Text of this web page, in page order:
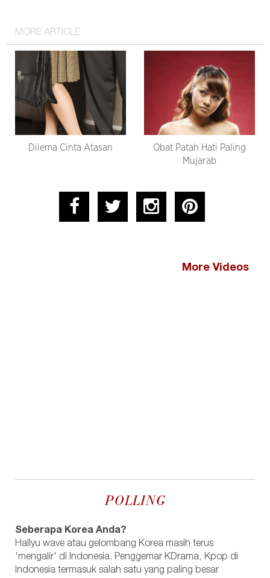
MORE ARTICLE
Dilema Cinta Atasan
Obat Patah Hati Paling
Mujarab
More Videos
POLLING
Seberapa Korea Anda?
Hallyu wave atau gelombang Korea masih terus
'mengalir' di Indonesia. Penggemar KDrama, Kpop di
Indonesia termasuk salah satu yang paling besar